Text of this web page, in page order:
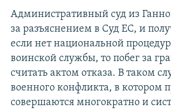
Административный суд из
за разъяснением в Суд ЕС, и
если нет национальной
воинской службы, то побег за
считать актом отказа. В таком
военного конфликта, в котором
совершаются многократно и